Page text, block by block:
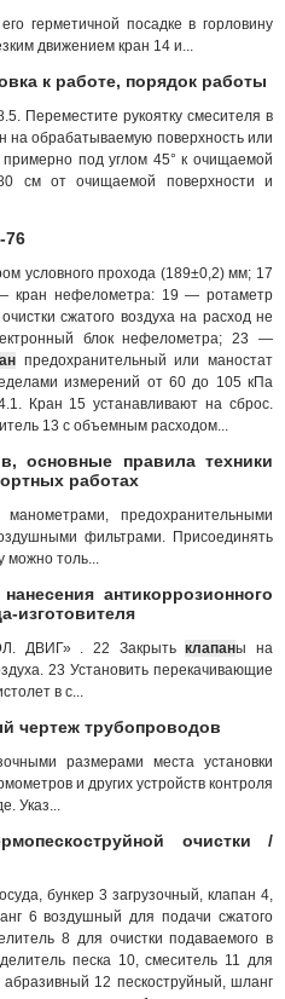
герметичной посадке в горловину
движением кран 14 и...
к работе, порядок работы
Переместите рукоятку смесителя в
на обрабатываемую поверхность или
под углом 45° к очищаемой
см от очищаемой поверхности и
76
условного прохода (189±0,2) мм; 17
кран нефелометра: 19 — ротаметр
сжатого воздуха на расход не
блок нефелометра; 23 —
предохранительный или маностат
измерений от 60 до 105 кПа
Кран 15 устанавливают на сброс.
13 с объемным расходом...
основные правила техники
работах
предохранительными
фильтрами. Присоединять
можно толь...
антикоррозионного
изготовителя
ДВИГ» . 22 Закрытьклапаны на
23 Установить перекачивающие
в с...
чертеж трубопроводов
размерами места установки
и других устройств контроля
Указ...
очистки /
бункер 3 загрузочный, клапан 4,
6 воздушный для подачи сжатого
8 для очистки подаваемого в
песка 10, смеситель 11 для
12 пескоструйный, шланг